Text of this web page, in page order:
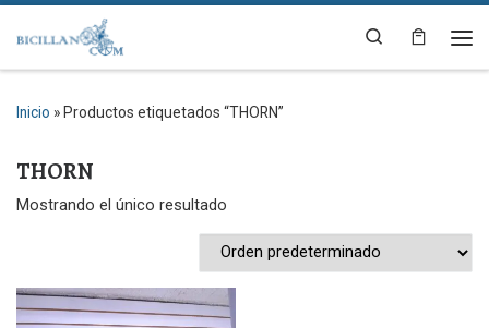
Saltar al contenido
Search
Inicio » Productos etiquetados “THORN”
THORN
Mostrando el único resultado